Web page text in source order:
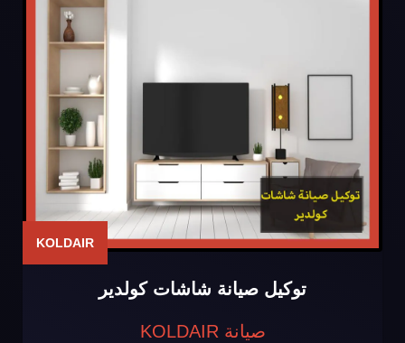
KOLDAIR
توكيل صيانة شاشات كولدير
صيانة KOLDAIR